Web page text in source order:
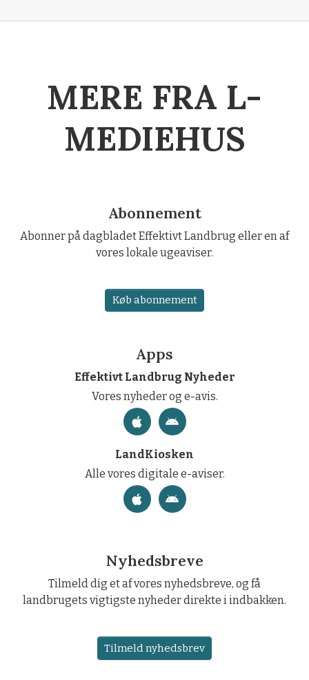
MERE FRA L-
MEDIEHUS
Abonnement
Abonner på dagbladet Effektivt Landbrug eller en af
vores lokale ugeaviser.
Køb abonnement
Apps
Effektivt Landbrug Nyheder
Vores nyheder og e-avis.
LandKiosken
Alle vores digitale e-aviser.
Nyhedsbreve
Tilmeld dig et af vores nyhedsbreve, og få
landbrugets vigtigste nyheder direkte i indbakken.
Tilmeld nyhedsbrev